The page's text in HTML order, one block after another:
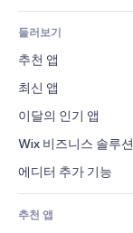
사이트 목록
이메일
회계
쿠폰 및 로열티
창고 서비스
식품 및 음료
부동산
예약
팟캐스트
사진
동영상
PDF
파일 공유
소식
개인정보 및 보안
시계
페이지 템플릿
이미지 효과
버튼 & 메뉴
배너 및 배지
계산기
검색
일기예보
양식
블로그
설문
채팅
메모
전화번호
커뮤니티
평가와 후기
CRM
둘러보기
추천 앱
최신 앱
이달의 인기 앱
Wix 비즈니스 솔루션
에디터 추가 기능
추천 앱